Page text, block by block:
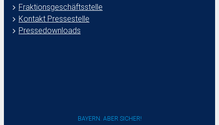
Fraktionsgeschäftsstelle
Kontakt Pressestelle
Pressedownloads
BAYERN. ABER SICHER!